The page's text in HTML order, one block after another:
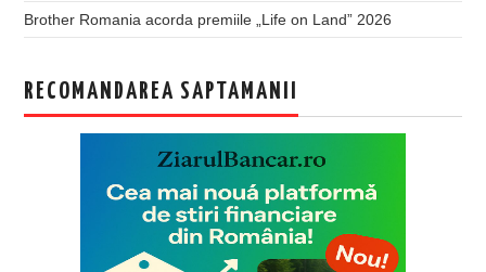
Brother Romania acorda premiile „Life on Land” 2026
RECOMANDAREA SAPTAMANII